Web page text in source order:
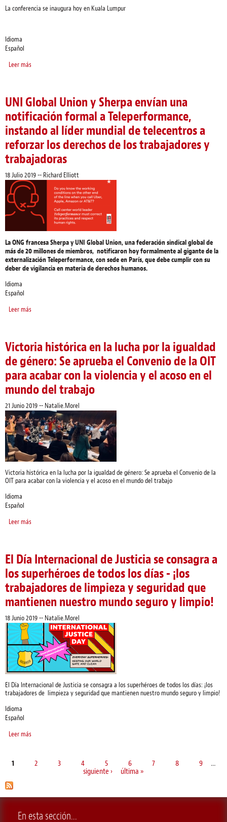
La conferencia se inaugura hoy en Kuala Lumpur
Idioma
Español
Leer más
UNI Global Union y Sherpa envían una
notificación formal a Teleperformance,
instando al líder mundial de telecentros a
reforzar los derechos de los trabajadores y
trabajadoras
18 Julio 2019 -- Richard Elliott
La ONG francesa Sherpa y UNI Global Union, una federación sindical global de
más de 20 millones de miembros, notificaron hoy formalmente al gigante de la
externalización Teleperformance, con sede en París, que debe cumplir con su
deber de vigilancia en materia de derechos humanos.
Idioma
Español
Leer más
Victoria histórica en la lucha por la igualdad
de género: Se aprueba el Convenio de la OIT
para acabar con la violencia y el acoso en el
mundo del trabajo
21 Junio 2019 -- Natalie.Morel
Victoria histórica en la lucha por la igualdad de género: Se aprueba el Convenio de la
OIT para acabar con la violencia y el acoso en el mundo del trabajo
Idioma
Español
Leer más
El Día Internacional de Justicia se consagra a
los superhéroes de todos los días - ¡los
trabajadores de limpieza y seguridad que
mantienen nuestro mundo seguro y limpio!
18 Junio 2019 -- Natalie.Morel
El Día Internacional de Justicia se consagra a los superhéroes de todos los días: ¡los
trabajadores de limpieza y seguridad que mantienen nuestro mundo seguro y limpio!
Idioma
Español
Leer más
Páginas
1 2 3 4 5 6 7 8 9
…
siguiente ›
última »
En esta sección...